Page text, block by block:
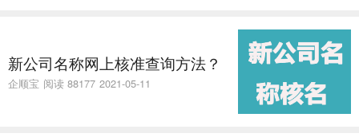
新公司名称网上核准查询方法？
企顺宝 阅读 88177 2021-05-11